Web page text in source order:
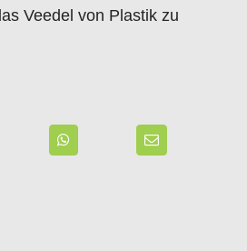
Veedel von Plastik zu